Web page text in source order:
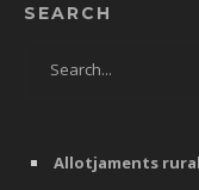
SEARCH
Allotjaments